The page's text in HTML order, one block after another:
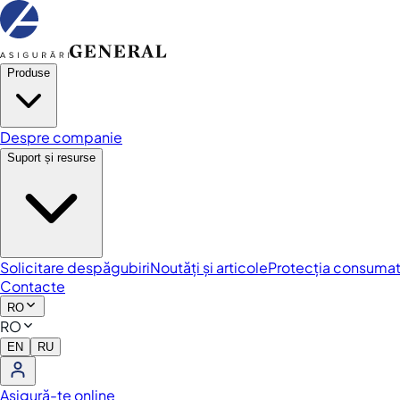
Produse
Despre companie
Suport și resurse
Solicitare despăgubiriNoutăți și articoleProtecția
Contacte
RO
RO
EN RU
Asigură-te online